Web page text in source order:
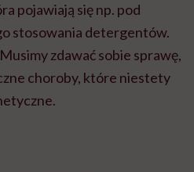
pojawiają się np. pod
stosowania detergentów.
zdawać sobie sprawę,
choroby, które niestety